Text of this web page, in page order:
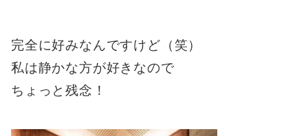
完全に好みなんですけど（笑）
私は静かな方が好きなので
ちょっと残念！